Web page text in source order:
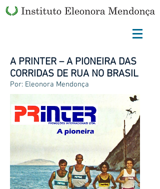
A PRINTER – A PIONEIRA DAS
CORRIDAS DE RUA NO BRASIL
Por: Eleonora Mendonça